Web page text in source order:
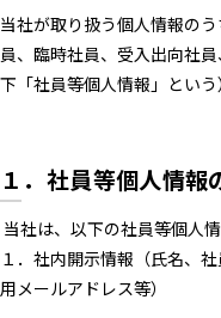
当社が取り扱う個人情報の
員、臨時社員、受入出向社
下「社員等個人情報」という
１．社員等個人情報
当社は、以下の社員等個人情
１．社内開示情報（氏名、
用メールアドレス等）